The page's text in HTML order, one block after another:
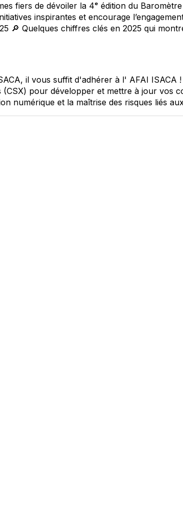
fiers de dévoiler la 4ᵉ édition du
inspirantes et encourage
🔎 Quelques chiffres clés en 2025 qui
il vous suffit d'adhérer à l' AFAI
pour développer et mettre à jour vos
numérique et la maîtrise des risques liés